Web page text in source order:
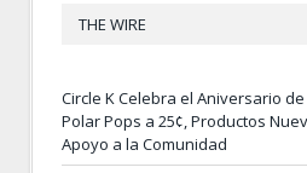
THE WIRE
Circle K Celebra el Aniversario
Polar Pops a 25¢, Productos
Apoyo a la Comunidad